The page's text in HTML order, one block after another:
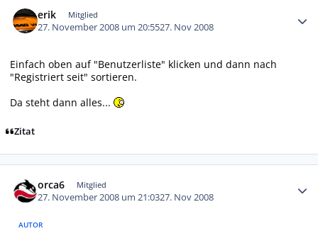
erik Mitglied
27. November 2008 um 20:5527. Nov 2008
Einfach oben auf "Benutzerliste" klicken und dann nach
"Registriert seit" sortieren.
Da steht dann alles...
Zitat
orca6 Mitglied
27. November 2008 um 21:0327. Nov 2008
AUTOR